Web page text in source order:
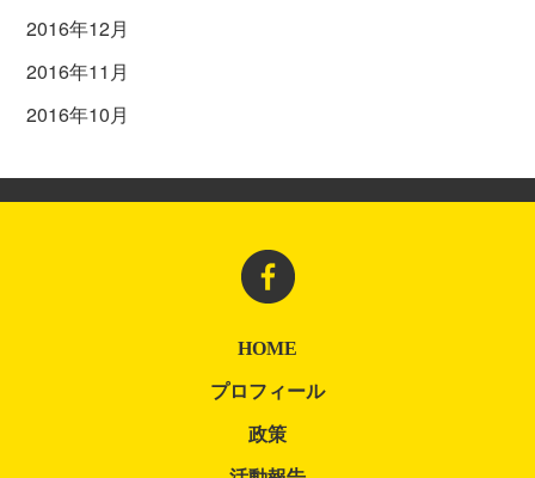
2016年12月
2016年11月
2016年10月
HOME
プロフィール
政策